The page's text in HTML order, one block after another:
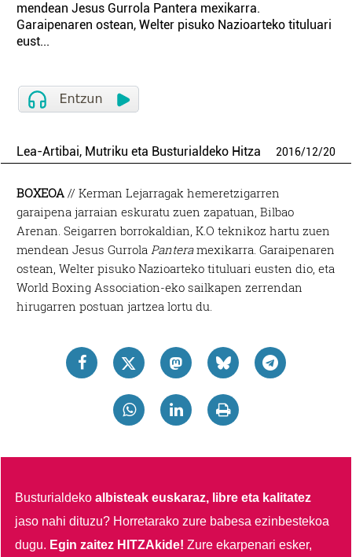
mendean Jesus Gurrola Pantera mexikarra.
Garaipenaren ostean, Welter pisuko Nazioarteko tituluari
eust...
Lea-Artibai, Mutriku eta Busturialdeko Hitza 2016/12/20
BOXEOA// Kerman Lejarragak hemeretzigarren
garaipena jarraian eskuratu zuen zapatuan, Bilbao
Arenan. Seigarren borrokaldian, K.O teknikoz hartu zuen
mendean Jesus GurrolaPanteramexikarra. Garaipenaren
ostean, Welter pisuko Nazioarteko tituluari eusten dio, eta
World Boxing Association-eko sailkapen zerrendan
hirugarren postuan jartzea lortu du.
Busturialdekoalbisteak euskaraz, libre eta kalitatez
jaso nahi dituzu? Horretarako zure babesa ezinbestekoa
dugu. Egin zaitez HITZAkide!Zure ekarpenari esker,